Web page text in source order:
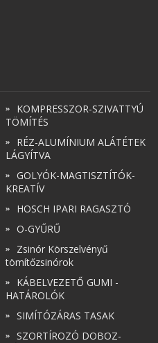
KOMPRESSZOR-SZIVATTYÚ
TÖMÍTÉS
RÉZ-ALUMÍNIUM ALÁTÉTEK
LÁGYÍTVA
GOLYÓK-MAGTISZTÍTÓK-
KREATÍV
HOSCH IPARI RAGASZTÓ
O-GYŰRŰ
Zsinór Körszelvényű
tömítőzsinórok
KÁBELVEZETŐ GUMI -
HATÁROLÓK
SIMÍTÓZÁRAS TASAK
SZORTÍROZÓ DOBOZ-